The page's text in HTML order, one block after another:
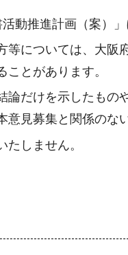
動推進計画（案）
については、大阪
とがあります。
だけを示したもの
見募集と関係の
しません。